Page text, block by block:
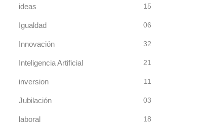
ideas 15
Igualdad 06
Innovación 32
Inteligencia Artificial 21
inversion 11
Jubilación 03
laboral 18